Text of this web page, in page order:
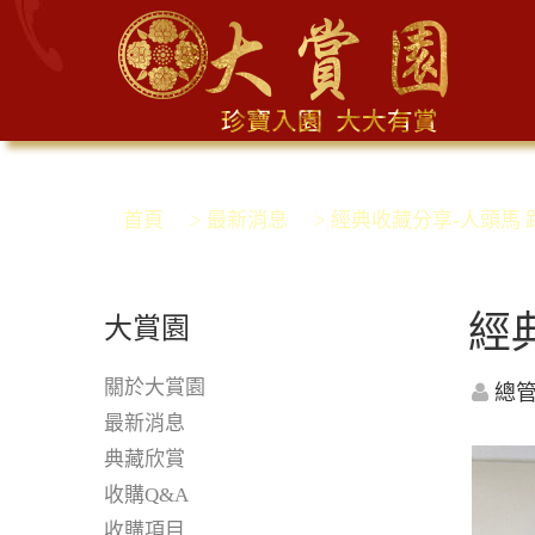
首頁 > 最新消息 > 經典收藏分享-人頭馬
大賞園
關於大賞園
最新消息
典藏欣賞
收購Q&A
經
總